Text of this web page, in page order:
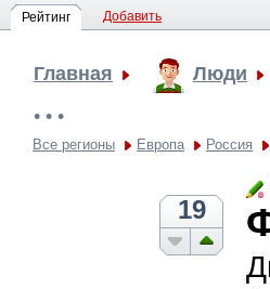
Рейтинг Добавить
Главная Люди
• • •
Все регионы Европа Россия
19